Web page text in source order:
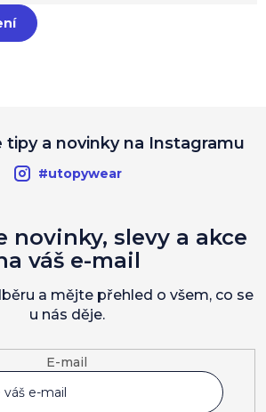
tipy a novinky na Instagramu
#utopywear
E-mail
novinky, slevy a akce
váš e-mail
a mějte přehled o všem, co se
u nás děje.